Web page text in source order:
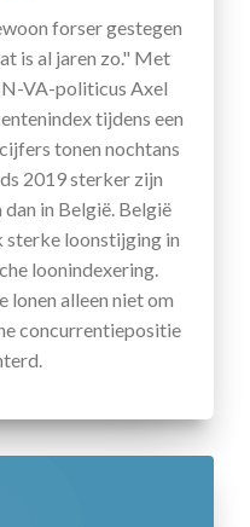
forser gestegen
is al jaren zo." Met
VA-politicus Axel
tijdens een
tonen nochtans
2019 sterker zijn
in België. België
sterke loonstijging in
loonindexering.
lonen alleen niet om
concurrentiepositie